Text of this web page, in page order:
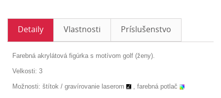
Detaily Vlastnosti Príslušenstvo
Farebná akrylátová figúrka s motívom golf (ženy).
Velkosti: 3
Možnosti: štítok / gravírovanie laserom , farebná potlač